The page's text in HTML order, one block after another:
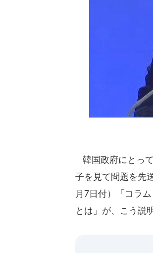
韓国政府にとっ
子を見て問題を先
月7日付）「コラ
とは」が、こう説